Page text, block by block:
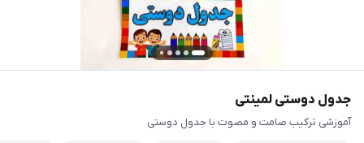
جدول دوستی لمینتی
آموزشی ترکیب صامت و مصوت با جدول دوستی